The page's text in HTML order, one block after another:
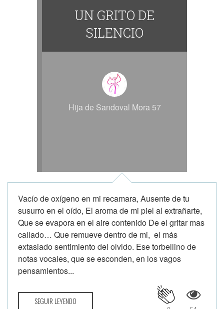
UN GRITO DE
SILENCIO
Hija de Sandoval Mora 57
Vacío de oxígeno en mi recamara, Ausente de tu
susurro en el oído, El aroma de mi piel al extrañarte,
Que se evapora en el aire contenido De el gritar mas
callado… Que remueve dentro de mi, el más
extasiado sentimiento del olvido. Ese torbellino de
notas vocales, que se esconden, en los vagos
pensamientos...
SEGUIR LEYENDO